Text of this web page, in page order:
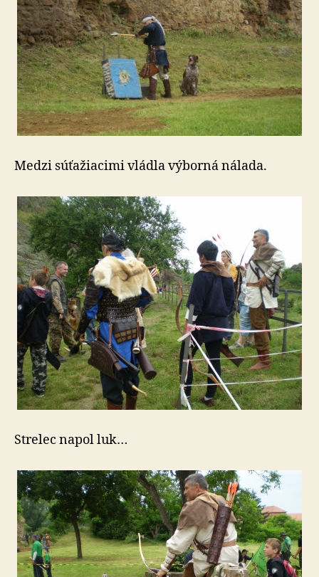
Medzi súťažiacimi vládla výborná nálada.
Strelec napol luk…